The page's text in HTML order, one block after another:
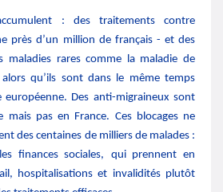
: des traitements contre
près d’un million de français - et des
maladies rares comme la maladie de
qu’ils sont dans le même temps
européenne. Des anti-migraineux sont
mais pas en France. Ces blocages ne
des centaines de milliers de malades :
finances sociales,
qui prennent en
hospitalisations et invalidités plutôt